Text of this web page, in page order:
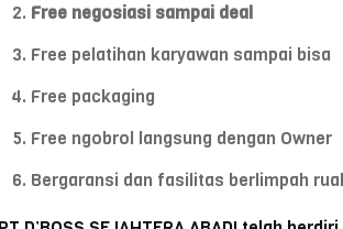
Free negosiasi sampai deal
Free pelatihan karyawan sampai bisa
Free packaging
Free ngobrol langsung dengan Owner
Bergaransi dan fasilitas berlimpah